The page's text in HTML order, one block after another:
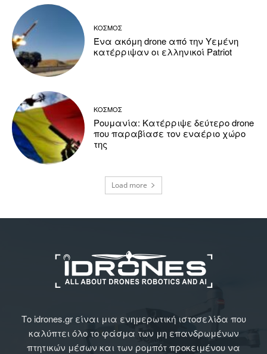
ΚΟΣΜΟΣ
Ένα ακόμη drone από την Υεμένη
κατέρριψαν οι ελληνικοί Patriot
ΚΟΣΜΟΣ
Ρουμανία: Κατέρριψε δεύτερο drone
που παραβίασε τον εναέριο χώρο
της
Load more
Το idrones.gr είναι μια ενημερωτική ιστοσελίδα που
καλύπτει όλο το φάσμα των μη επανδρωμένων
πτητικών μέσων και των ρομπότ προκειμένου να